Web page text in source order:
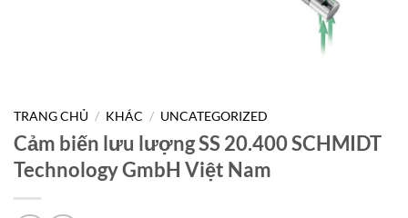
TRANG CHỦ / KHÁC / UNCATEGORIZED
Cảm biến lưu lượng SS 20.400 SCHMIDT
Technology GmbH Việt Nam